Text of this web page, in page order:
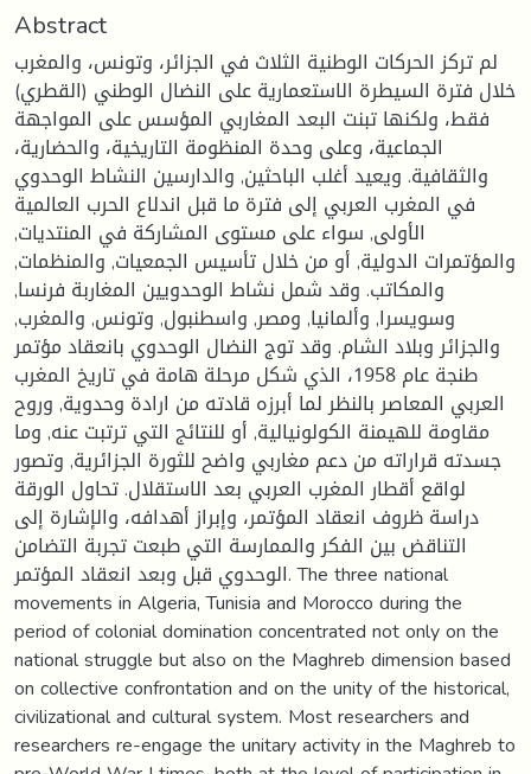
Abstract
لم تركز الحركات الوطنية الثلاث في الجزائر، وتونس، والمغرب
خلال فترة السيطرة الاستعمارية على النضال الوطني (القطري)
فقط، ولكنها تبنت البعد المغاربي المؤسس على المواجهة
الجماعية، وعلى وحدة المنظومة التاريخية، والحضارية،
والثقافية. ويعيد أغلب الباحثين, والدارسين النشاط الوحدوي
في المغرب العربي إلى فترة ما قبل اندلاع الحرب العالمية
الأولى, سواء على مستوى المشاركة في المنتديات,
والمؤتمرات الدولية, أو من خلال تأسيس الجمعيات, والمنظمات,
والمكاتب. وقد شمل نشاط الوحدويين المغاربة فرنسا,
وسويسرا, وألمانيا, ومصر, واسطنبول, وتونس, والمغرب,
والجزائر وبلاد الشام. وقد توج النضال الوحدوي بانعقاد مؤتمر
طنجة عام 1958، الذي شكل مرحلة هامة في تاريخ المغرب
العربي المعاصر بالنظر لما أبرزه قادته من ارادة وحدوية, وروح
مقاومة للهيمنة الكولونيالية, أو للنتائج التي ترتبت عنه, وما
جسدته قراراته من دعم مغاربي واضح للثورة الجزائرية, وتصور
لواقع أقطار المغرب العربي بعد الاستقلال. تحاول الورقة
دراسة ظروف انعقاد المؤتمر، وإبراز أهدافه، والإشارة إلى
التناقض بين الفكر والممارسة التي طبعت تجربة التضامن
الوحدوي قبل وبعد انعقاد المؤتمر. The three national
movements in Algeria, Tunisia and Morocco during the
period of colonial domination concentrated not only on the
national struggle but also on the Maghreb dimension based
on collective confrontation and on the unity of the historical,
civilizational and cultural system. Most researchers and
researchers re-engage the unitary activity in the Maghreb to